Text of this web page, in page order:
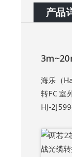
产品
海乐（
转FC 室
HJ-